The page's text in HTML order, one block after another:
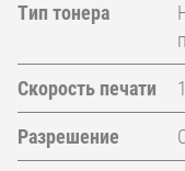
Тип тонера
Скорость печати
Разрешение